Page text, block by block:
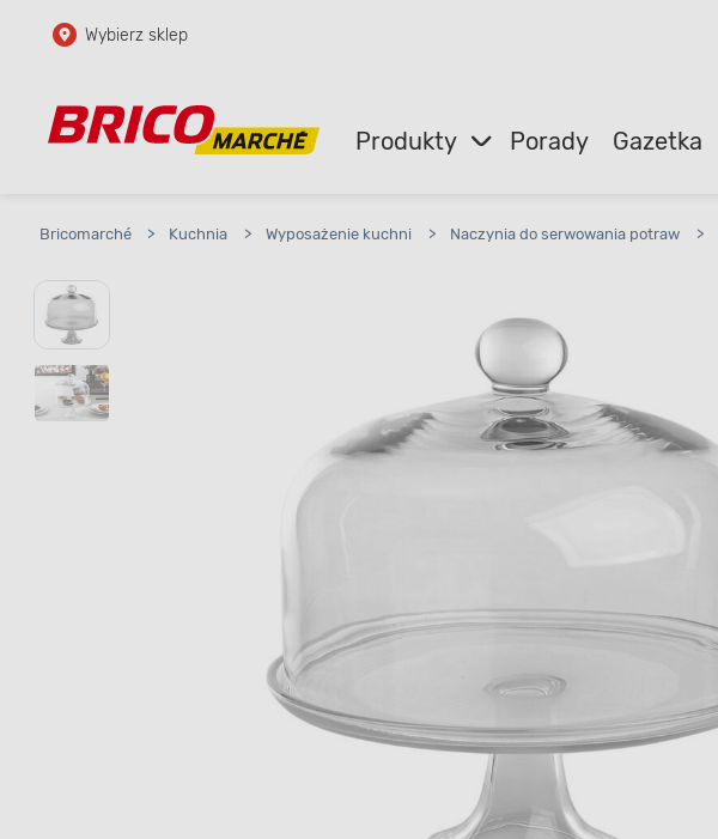
Przejdź do głównej zawartości
Przejdź do wyszukiwarki
Wybierz sklep
Produkty Porady Gazetka
Bricomarché > Kuchnia > Wyposażenie kuchni > Naczynia do serwowania potraw >